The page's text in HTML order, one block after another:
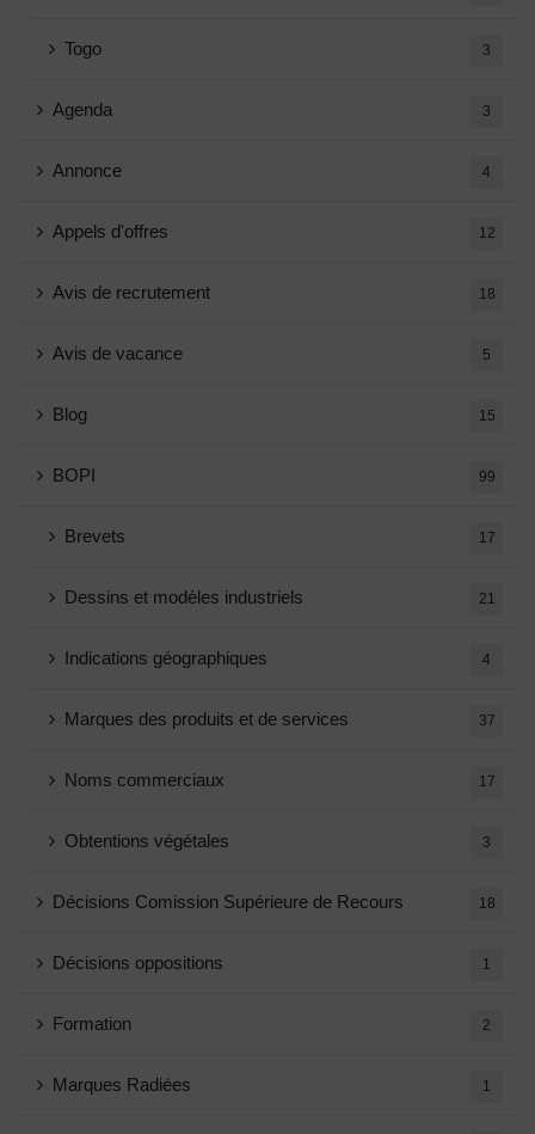
Togo 3
Agenda 3
Annonce 4
Appels d'offres 12
Avis de recrutement 18
Avis de vacance 5
Blog 15
BOPI 99
Brevets 17
Dessins et modèles industriels 21
Indications géographiques 4
Marques des produits et de services 37
Noms commerciaux 17
Obtentions végétales 3
Décisions Comission Supérieure de Recours 18
Décisions oppositions 1
Formation 2
Marques Radiées 1